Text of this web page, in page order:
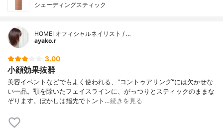
シェーディングスティック
HOMEI オフィシャルネイリスト / …
ayako.r
3.00
小顔効果抜群
美容イベントなどでもよく使われる、"コントゥアリング"には欠かせな
い一品。顎を除いたフェイスラインに、がっつりとスティックのままな
ぞります。ぼかしは指先でトント…続きを見る